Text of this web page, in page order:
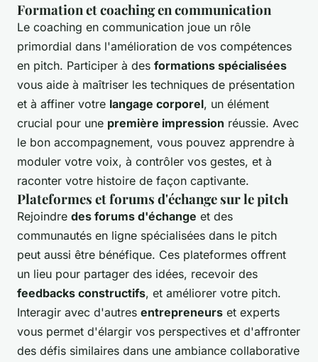
Formation et coaching en communication
Le coaching en communication joue un rôle
primordial dans l'amélioration de vos compétences
en pitch. Participer à des formations spécialisées
vous aide à maîtriser les techniques de présentation
et à affiner votre langage corporel, un élément
crucial pour une première impression réussie. Avec
le bon accompagnement, vous pouvez apprendre à
moduler votre voix, à contrôler vos gestes, et à
raconter votre histoire de façon captivante.
Plateformes et forums d'échange sur le pitch
Rejoindre des forums d'échange et des
communautés en ligne spécialisées dans le pitch
peut aussi être bénéfique. Ces plateformes offrent
un lieu pour partager des idées, recevoir des
feedbacks constructifs, et améliorer votre pitch.
Interagir avec d'autres entrepreneurs et experts
vous permet d'élargir vos perspectives et d'affronter
des défis similaires dans une ambiance collaborative